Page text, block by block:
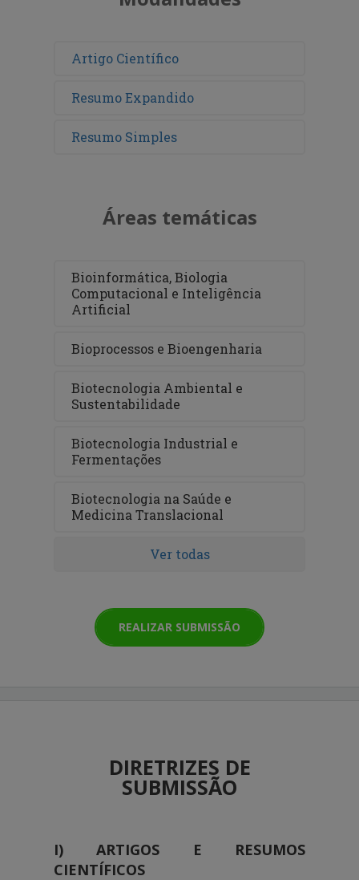
Artigo Científico
Resumo Expandido
Resumo Simples
Áreas temáticas
Bioinformática, Biologia
Computacional e Inteligência
Artificial
Bioprocessos e Bioengenharia
Biotecnologia Ambiental e
Sustentabilidade
Biotecnologia Industrial e
Fermentações
Biotecnologia na Saúde e
Medicina Translacional
Ver todas
REALIZAR SUBMISSÃO
DIRETRIZES DE
SUBMISSÃO
I) ARTIGOS E RESUMOS
CIENTÍFICOS